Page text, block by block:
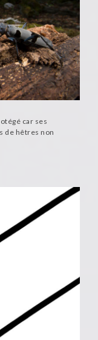
car ses
de hêtres non